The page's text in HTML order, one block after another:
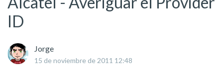
ID
Jorge
15 de noviembre de 2011 12:48